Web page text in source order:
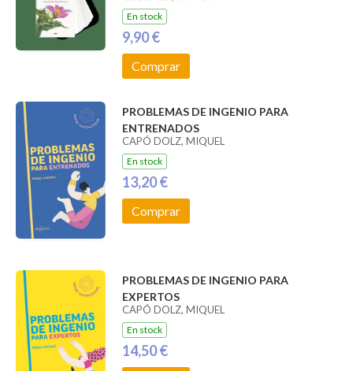
En stock
9,90 €
Comprar
PROBLEMAS DE INGENIO PARA
ENTRENADOS
CAPÓ DOLZ, MIQUEL
En stock
13,20 €
Comprar
PROBLEMAS DE INGENIO PARA
EXPERTOS
CAPÓ DOLZ, MIQUEL
En stock
14,50 €